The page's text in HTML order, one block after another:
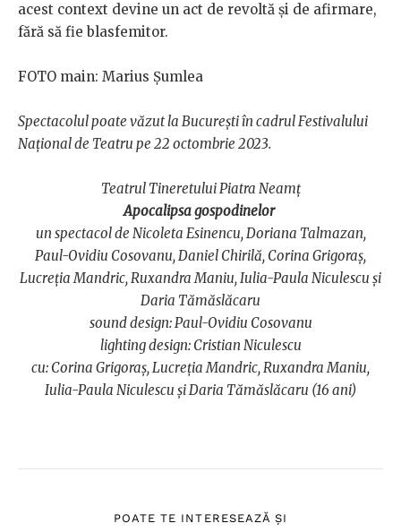
acest context devine un act de revoltă și de afirmare,
fără să fie blasfemitor.
FOTO main: Marius Șumlea
Spectacolul poate văzut la București în cadrul Festivalului
Național de Teatru pe 22 octombrie 2023.
Teatrul Tineretului Piatra Neamț
Apocalipsa gospodinelor
un spectacol de Nicoleta Esinencu, Doriana Talmazan,
Paul-Ovidiu Cosovanu, Daniel Chirilă, Corina Grigoraș,
Lucreția Mandric, Ruxandra Maniu, Iulia-Paula Niculescu și
Daria Tămăslăcaru
sound design: Paul-Ovidiu Cosovanu
lighting design: Cristian Niculescu
cu: Corina Grigoraș, Lucreția Mandric, Ruxandra Maniu,
Iulia-Paula Niculescu și Daria Tămăslăcaru (16 ani)
POATE TE INTERESEAZĂ ȘI